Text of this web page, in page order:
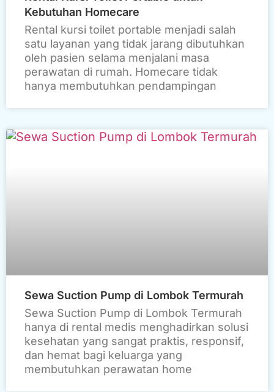
Kebutuhan Homecare
Rental kursi toilet portable menjadi salah
satu layanan yang tidak jarang dibutuhkan
oleh pasien selama menjalani masa
perawatan di rumah. Homecare tidak
hanya membutuhkan pendampingan
Sewa Suction Pump di Lombok Termurah
Sewa Suction Pump di Lombok Termurah
hanya di rental medis menghadirkan solusi
kesehatan yang sangat praktis, responsif,
dan hemat bagi keluarga yang
membutuhkan perawatan home